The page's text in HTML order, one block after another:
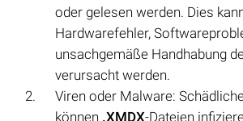
oder gelesen werden. Dies
Hardwarefehler,
unsachgemäße Handhabung
verursacht werden.
Viren oder Malware:
können .XMDX-Dateien